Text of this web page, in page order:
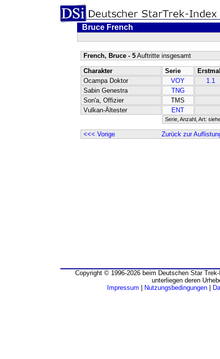
Bruce French
French, Bruce - 5Auftritte insgesamt
Charakter Serie
Ocampa Doktor
VOY
1.1
Sabin Genestra
TNG
Son'a, Offizier
TMS
Vulkan-Ältester
ENT
Serie, Anzahl, Art:
<<< Vorige Zurück zur
Copyright © 1996-2026 beim Deutschen Star
unterliegen deren
Impressum
Nutzungsbedingungen